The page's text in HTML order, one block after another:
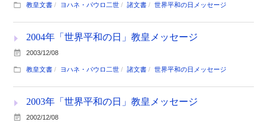
教皇文書 ヨハネ・パウロ二世 諸文書 世界平和の日メッセージ
2004年「世界平和の日」教皇メッセージ
2003/12/08
教皇文書 ヨハネ・パウロ二世 諸文書 世界平和の日メッセージ
2003年「世界平和の日」教皇メッセージ
2002/12/08